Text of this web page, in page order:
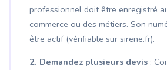
professionnel doit être enregistré
commerce ou des métiers. Son
être actif (vérifiable sur sirene.fr).
2. Demandez plusieurs devis :